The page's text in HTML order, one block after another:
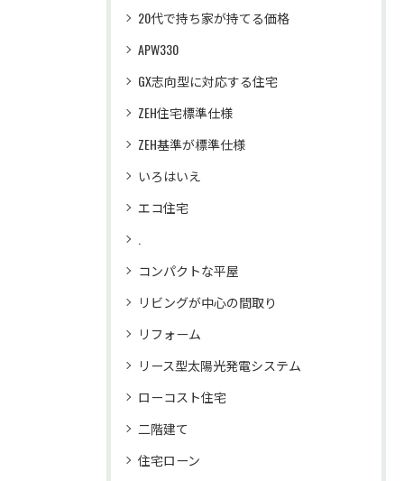
20代で持ち家が持てる価格
APW330
GX志向型に対応する住宅
ZEH住宅標準仕様
ZEH基準が標準仕様
いろはいえ
エコ住宅
コンパクトな平屋
リビングが中心の間取り
リフォーム
リース型太陽光発電システム
ローコスト住宅
二階建て
住宅ローン